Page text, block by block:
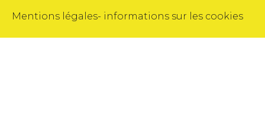
Mentions légales- informations sur les cookies